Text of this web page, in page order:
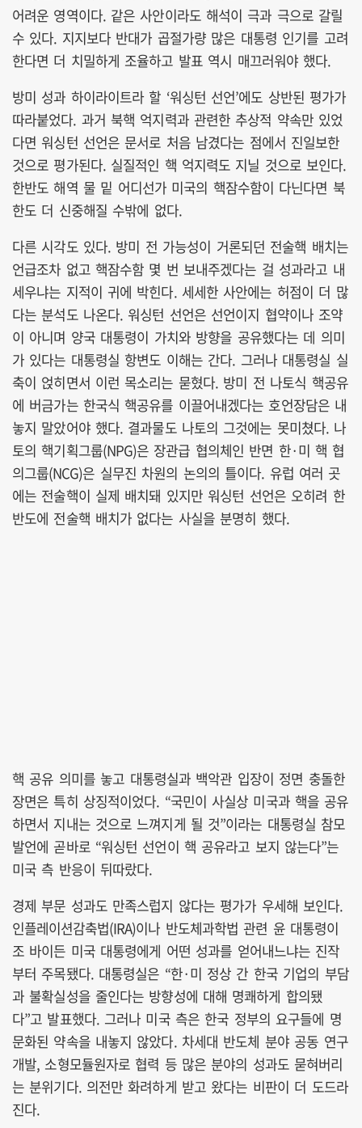
어려운 영역이다. 같은 사안이라도 해석이 극과 극으로 갈릴
수 있다. 지지보다 반대가 곱절가량 많은 대통령 인기를 고려
한다면 더 치밀하게 조율하고 발표 역시 매끄러워야 했다.
방미 성과 하이라이트라 할 ‘워싱턴 선언’에도 상반된 평가가
따라붙었다. 과거 북핵 억지력과 관련한 추상적 약속만 있었
다면 워싱턴 선언은 문서로 처음 남겼다는 점에서 진일보한
것으로 평가된다. 실질적인 핵 억지력도 지닐 것으로 보인다.
한반도 해역 물 밑 어디선가 미국의 핵잠수함이 다닌다면 북
한도 더 신중해질 수밖에 없다.
다른 시각도 있다. 방미 전 가능성이 거론되던 전술핵 배치는
언급조차 없고 핵잠수함 몇 번 보내주겠다는 걸 성과라고 내
세우냐는 지적이 귀에 박힌다. 세세한 사안에는 허점이 더 많
다는 분석도 나온다. 워싱턴 선언은 선언이지 협약이나 조약
이 아니며 양국 대통령이 가치와 방향을 공유했다는 데 의미
가 있다는 대통령실 항변도 이해는 간다. 그러나 대통령실 실
축이 얹히면서 이런 목소리는 묻혔다. 방미 전 나토식 핵공유
에 버금가는 한국식 핵공유를 이끌어내겠다는 호언장담은 내
놓지 말았어야 했다. 결과물도 나토의 그것에는 못미쳤다. 나
토의 핵기획그룹(NPG)은 장관급 협의체인 반면 한·미 핵 협
의그룹(NCG)은 실무진 차원의 논의의 틀이다. 유럽 여러 곳
에는 전술핵이 실제 배치돼 있지만 워싱턴 선언은 오히려 한
반도에 전술핵 배치가 없다는 사실을 분명히 했다.
핵 공유 의미를 놓고 대통령실과 백악관 입장이 정면 충돌한
장면은 특히 상징적이었다. “국민이 사실상 미국과 핵을 공유
하면서 지내는 것으로 느껴지게 될 것”이라는 대통령실 참모
발언에 곧바로 “워싱턴 선언이 핵 공유라고 보지 않는다”는
미국 측 반응이 뒤따랐다.
경제 부문 성과도 만족스럽지 않다는 평가가 우세해 보인다.
인플레이션감축법(IRA)이나 반도체과학법 관련 윤 대통령이
조 바이든 미국 대통령에게 어떤 성과를 얻어내느냐는 진작
부터 주목됐다. 대통령실은 “한·미 정상 간 한국 기업의 부담
과 불확실성을 줄인다는 방향성에 대해 명쾌하게 합의됐
다”고 발표했다. 그러나 미국 측은 한국 정부의 요구들에 명
문화된 약속을 내놓지 않았다. 차세대 반도체 분야 공동 연구
개발, 소형모듈원자로 협력 등 많은 분야의 성과도 묻혀버리
는 분위기다. 의전만 화려하게 받고 왔다는 비판이 더 도드라
진다.